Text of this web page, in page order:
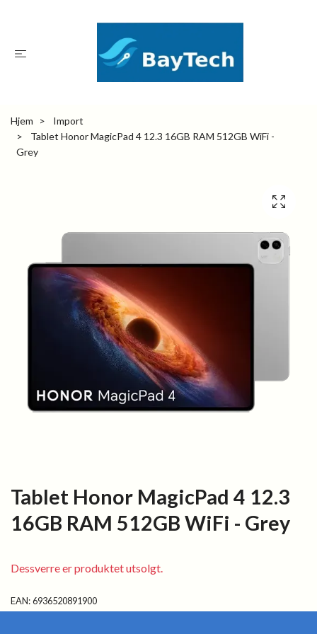
Hjem
Import
Tablet Honor MagicPad 4 12.3 16GB RAM 512GB WiFi -
Grey
Tablet Honor MagicPad 4 12.3
16GB RAM 512GB WiFi - Grey
Dessverre er produktet utsolgt.
EAN:6936520891900